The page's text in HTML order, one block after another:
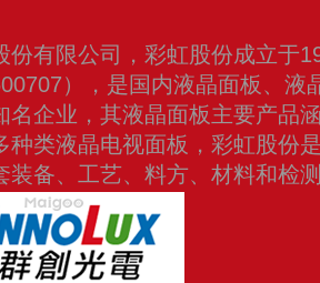
份有限公司，彩虹股份成立于
），是国内液晶面板、
名企业，其液晶面板主要产品
种类液晶电视面板，彩虹股份
装备、工艺、料方、材料和检